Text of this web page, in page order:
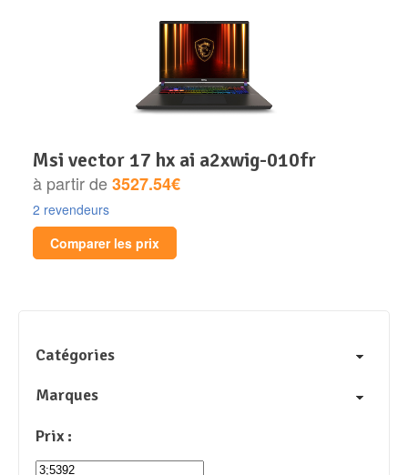
msi vector 17 hx ai a2xwig-010fr
à partir de3527.54€
2 revendeurs
Comparer les prix
Catégories
Marques
Prix :